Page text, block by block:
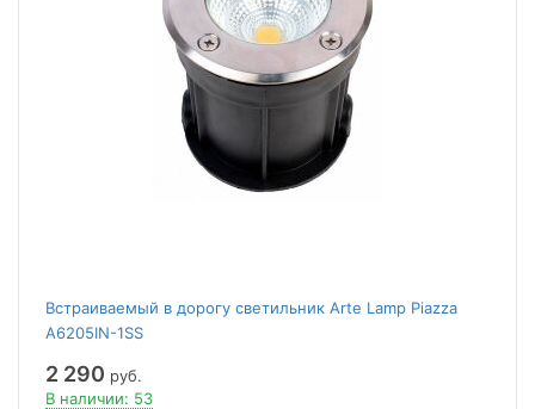
Встраиваемый в дорогу светильник Arte Lamp Piazza
A6205IN-1SS
2 290 руб.
В наличии: 53